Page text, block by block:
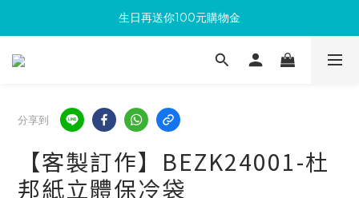
滿300回饋10%購物金
生日再送你100元購物金
加入成為新會員 馬上領取50元購物金
分享到
【客製訂作】BEZK24001-杜
邦紙立體保冷袋